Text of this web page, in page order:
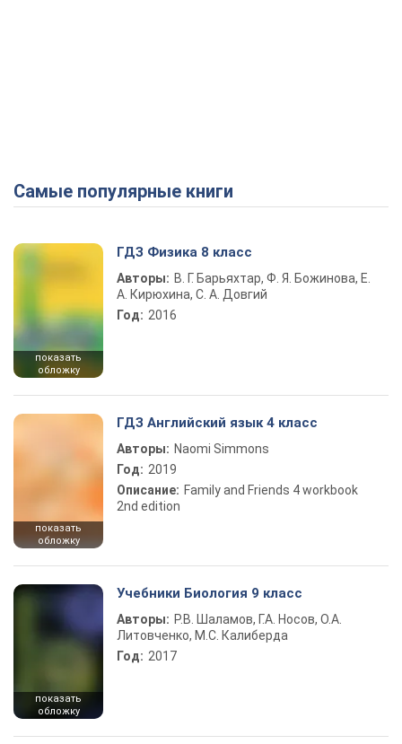
Самые популярные книги
показать
обложку
ГДЗ Физика 8 класс
Авторы: В. Г. Барьяхтар, Ф. Я. Божинова, Е.
А. Кирюхина, С. А. Довгий
Год: 2016
показать
обложку
ГДЗ Английский язык 4 класс
Авторы: Naomi Simmons
Год: 2019
Описание: Family and Friends 4 workbook
2nd edition
показать
обложку
Учебники Биология 9 класс
Авторы: Р.В. Шаламов, Г.А. Носов, О.А.
Литовченко, М.С. Калиберда
Год: 2017